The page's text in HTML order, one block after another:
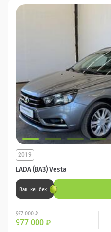
LADA (ВАЗ) Vesta
2019
Ваш кешбек
977 000 ₽
977 000 ₽